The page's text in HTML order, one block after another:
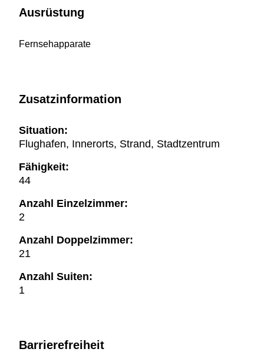
Ausrüstung
Fernsehapparate
Zusatzinformation
Situation:
Flughafen, Innerorts, Strand, Stadtzentrum
Fähigkeit:
44
Anzahl Einzelzimmer:
2
Anzahl Doppelzimmer:
21
Anzahl Suiten:
1
Barrierefreiheit